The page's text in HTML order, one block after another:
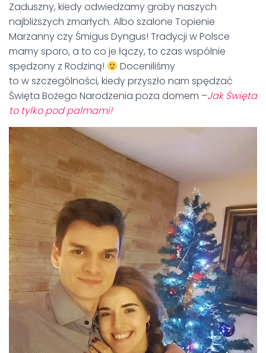
Zaduszny, kiedy odwiedzamy groby naszych
najbliższych zmarłych. Albo szalone Topienie
Marzanny czy Śmigus Dyngus! Tradycji w Polsce
mamy sporo, a to co je łączy, to czas wspólnie
spędzony z Rodziną!
Doceniliśmy
to w szczególności, kiedy przyszło nam spędzać
Święta Bożego Narodzenia poza domem –Jak Święta
to tylko pod palmami!